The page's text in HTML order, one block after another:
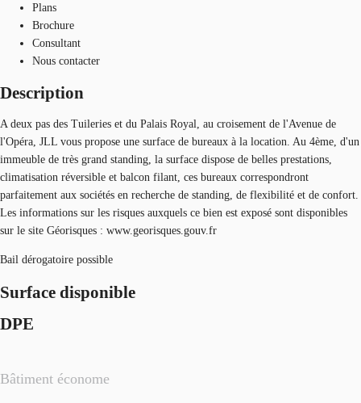
Plans
Brochure
Consultant
Nous contacter
Description
A deux pas des Tuileries et du Palais Royal, au croisement de l'Avenue de
l'Opéra, JLL vous propose une surface de bureaux à la location. Au 4ème, d'un
immeuble de très grand standing, la surface dispose de belles prestations,
climatisation réversible et balcon filant, ces bureaux correspondront
parfaitement aux sociétés en recherche de standing, de flexibilité et de confort.
Les informations sur les risques auxquels ce bien est exposé sont disponibles
sur le site Géorisques : www.georisques.gouv.fr
Bail dérogatoire possible
Surface disponible
DPE
Bâtiment économe